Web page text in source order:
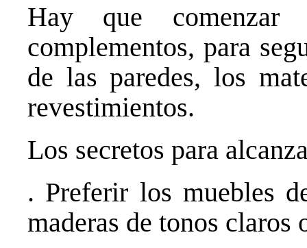
Hay que
complementos, para
de las paredes, los
revestimientos.
Los secretos para
. Preferir los muebles
maderas de tonos claros